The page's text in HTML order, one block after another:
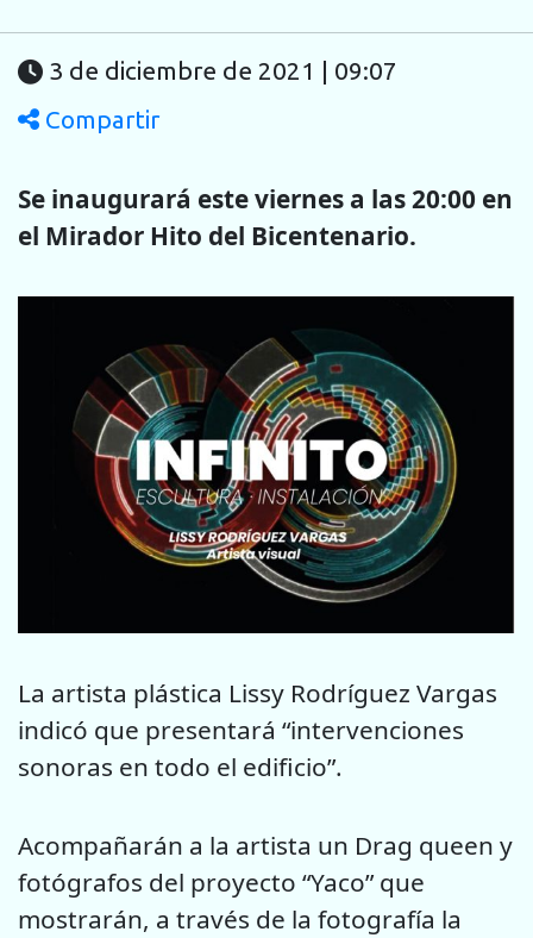
3 de diciembre de 2021 | 09:07
Compartir
Se inaugurará este viernes a las 20:00 en
el Mirador Hito del Bicentenario.
La artista plástica Lissy Rodríguez Vargas
indicó que presentará “intervenciones
sonoras en todo el edificio”.
Acompañarán a la artista un Drag queen y
fotógrafos del proyecto “Yaco” que
mostrarán, a través de la fotografía la